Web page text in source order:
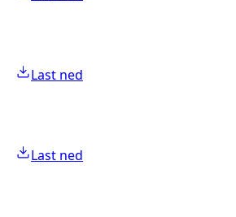
Last ned
Last ned